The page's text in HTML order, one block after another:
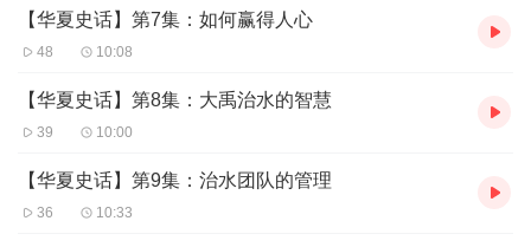
【华夏史话】第7集：如何赢得人心
48 10:08
【华夏史话】第8集：大禹治水的智慧
39 10:00
【华夏史话】第9集：治水团队的管理
36 10:33